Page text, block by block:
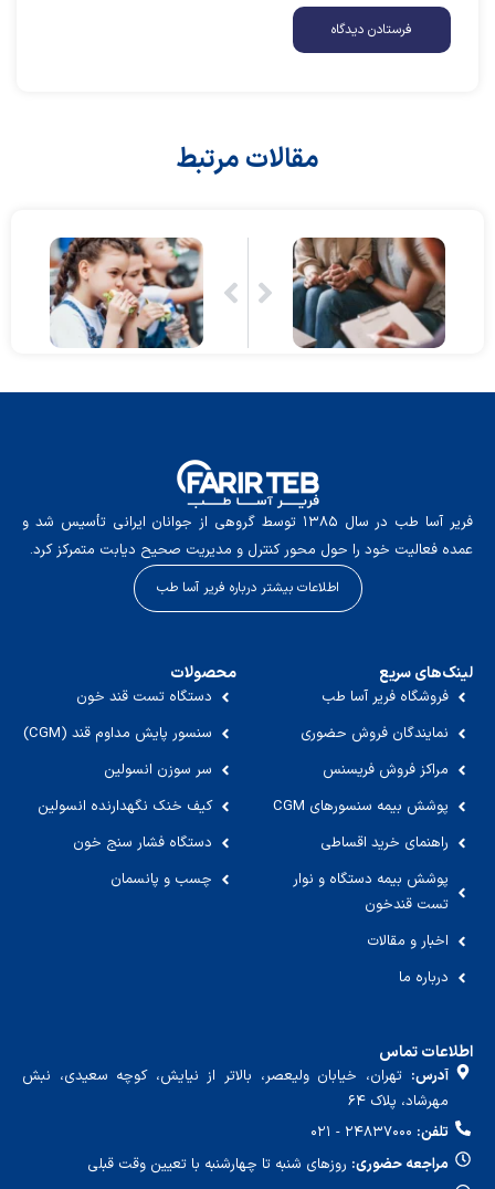
مقالات مرتبط
فریر آسا طب در سال ۱۳۸۵ توسط گروهی از جوانان ایرانی تأسیس شد و
عمده فعالیت خود را حول محور کنترل و مدیریت صحیح دیابت متمرکز کرد.
اطلاعات بیشتر درباره فریر آسا طب
لینک‌های سریع
فروشگاه فریر آسا طب
نمایندگان فروش حضوری
مراکز فروش فریسنس
پوشش بیمه سنسورهای CGM
راهنمای خرید اقساطی
پوشش بیمه دستگاه و نوار
تست قندخون
اخبار و مقالات
درباره ما
محصولات
دستگاه تست قند خون
سنسور پایش مداوم قند (CGM)
سر سوزن انسولین
کیف خنک نگهدارنده انسولین
دستگاه فشار سنج خون
چسب و پانسمان
اطلاعات تماس
آدرس: تهران، خیابان ولیعصر، بالاتر از نیایش، کوچه سعیدی، نبش
مهرشاد، پلاک ۶۴
تلفن:
مراجعه حضوری: روزهای شنبه تا چهارشنبه با تعیین وقت قبلی